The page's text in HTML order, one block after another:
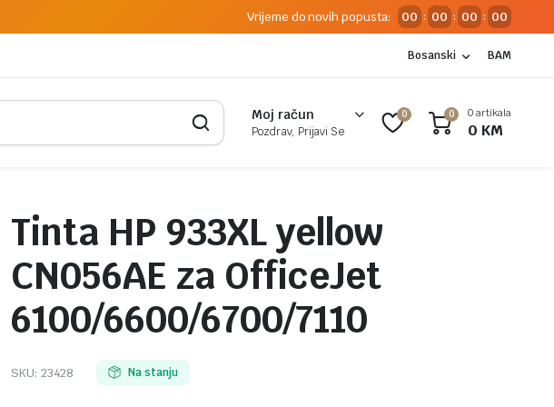
Vrijeme do novih popusta: 00 : 00 : 00 : 00
Bosanski BAM
Moj račun
Pozdrav, Prijavi Se
0 0 0 artikala
0 KM
Tinta HP 933XL yellow
CN056AE za OfficeJet
6100/6600/6700/7110
SKU: 23428 Na stanju